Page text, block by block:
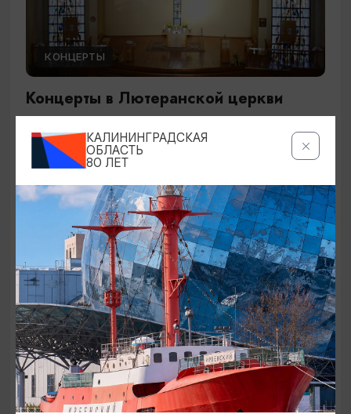
КОНЦЕРТЫ
Концерты в Лютеранской церкви
19.07.2026 - 19.08.2026, 19:00
Калининград, Евангелическо-лютеранская церковь
«Воскресения»
ОТ 250₽
ДЕТЯМ
КАЛИНИНГРАДСКАЯ
ОБЛАСТЬ
80 ЛЕТ